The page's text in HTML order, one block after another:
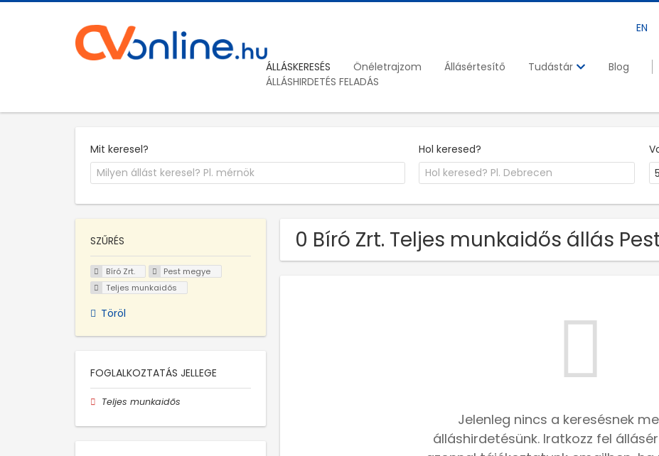
EN
ÁLLÁSKERESÉS Önéletrajzom Állásértesítő Tudástár Blog
ÁLLÁSHIRDETÉS FELADÁS
Mit keresel? Hol keresed?
0 Bíró Zrt. Teljes munkaidős állás
Jelenleg nincs a keresésnek
álláshirdetésünk. Iratkozz fel
SZŰRÉS
Bíró Zrt.
Pest megye
Teljes munkaidős
Töröl
FOGLALKOZTATÁS JELLEGE
Teljes munkaidős